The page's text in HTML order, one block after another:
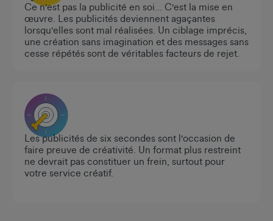
Ce n'est pas la publicité en soi… C'est la mise en
œuvre. Les publicités deviennent agaçantes
lorsqu'elles sont mal réalisées. Un ciblage imprécis,
une création sans imagination et des messages sans
cesse répétés sont de véritables facteurs de rejet.
Les publicités de six secondes sont l'occasion de
faire preuve de créativité. Un format plus restreint
ne devrait pas constituer un frein, surtout pour
votre service créatif.